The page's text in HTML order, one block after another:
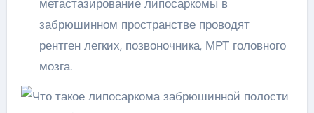
метастазирование липосаркомы в
забрюшинном пространстве проводят
рентген легких, позвоночника, МРТ головного
мозга.